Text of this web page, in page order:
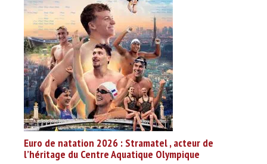
Euro de natation 2026 : Stramatel , acteur de
l’héritage du Centre Aquatique Olympique